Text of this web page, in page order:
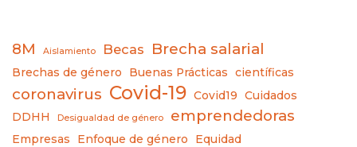
8M Aislamiento Becas Brecha salarial
Brechas de género Buenas Prácticas científicas
coronavirus Covid-19 Covid19
Cuidados
DDHH
Desigualdad de género emprendedoras
Empresas Enfoque de género Equidad